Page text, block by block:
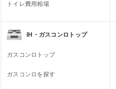
トイレ費用相場
IH・ガスコンロトップ
ガスコンロトップ
ガスコンロを探す